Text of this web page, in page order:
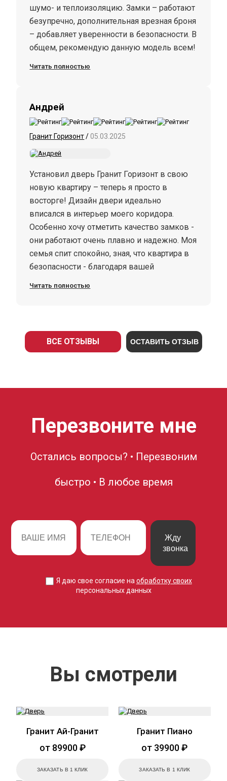
шумо- и теплоизоляцию. Замки – работают
безупречно, дополнительная врезная броня
– добавляет уверенности в безопасности. В
общем, рекомендую данную модель всем!
Читать полностью
Андрей
Гранит Горизонт/05.03.2025
Установил дверь Гранит Горизонт в свою
новую квартиру – теперь я просто в
восторге! Дизайн двери идеально
вписался в интерьер моего коридора.
Особенно хочу отметить качество замков -
они работают очень плавно и надежно. Моя
семья спит спокойно, зная, что квартира в
безопасности - благодаря вашей
Читать полностью
ВСЕ ОТЗЫВЫ ОСТАВИТЬ ОТЗЫВ
Перезвоните мне
Остались вопросы? • Перезвоним
быстро • В любое время
Жду
звонка
Я даю свое согласие на обработку своих
персональных данных
Вы смотрели
Гранит Ай-Гранит
от 89900 ₽
ЗАКАЗАТЬ В 1 КЛИК
Гранит Пиано
от 39900 ₽
ЗАКАЗАТЬ В 1 КЛИК